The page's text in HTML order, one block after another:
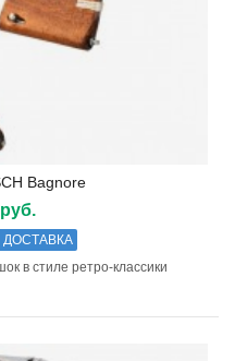
Bagnore
в стиле ретро-классики